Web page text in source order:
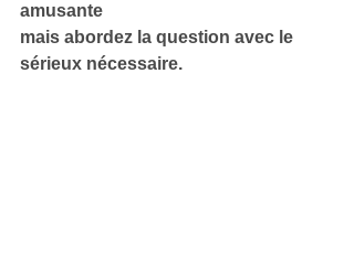
amusante
mais abordez la question avec le
sérieux nécessaire.